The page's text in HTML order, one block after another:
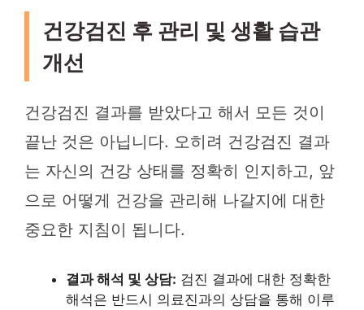
건강검진 후 관리 및 생활 습관
개선
건강검진 결과를 받았다고 해서 모든 것이
끝난 것은 아닙니다. 오히려 건강검진 결과
는 자신의 건강 상태를 정확히 인지하고, 앞
으로 어떻게 건강을 관리해 나갈지에 대한
중요한 지침이 됩니다.
결과 해석 및 상담: 검진 결과에 대한 정확한
해석은 반드시 의료진과의 상담을 통해 이루